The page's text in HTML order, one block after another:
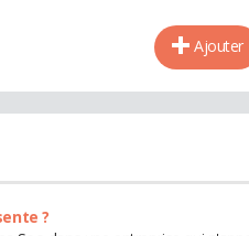
Ajouter
?